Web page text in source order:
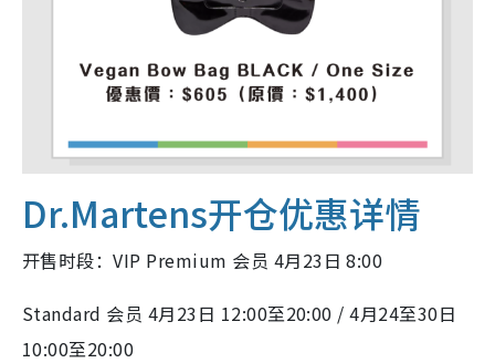
Dr.Martens开仓优惠详情
开售时段：VIP Premium 会员 4月23日 8:00
Standard 会员 4月23日 12:00至20:00 / 4月24至30日
10:00至20:00